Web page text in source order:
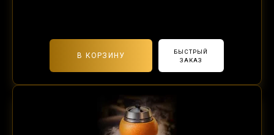
В КОРЗИНУ
БЫСТРЫЙ
ЗАКАЗ